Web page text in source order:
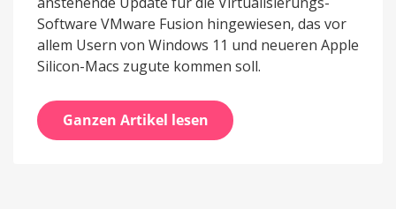
Software VMware Fusion hingewiesen, das vor
allem Usern von Windows 11 und neueren Apple
Silicon-Macs zugute kommen soll.
Ganzen Artikel lesen